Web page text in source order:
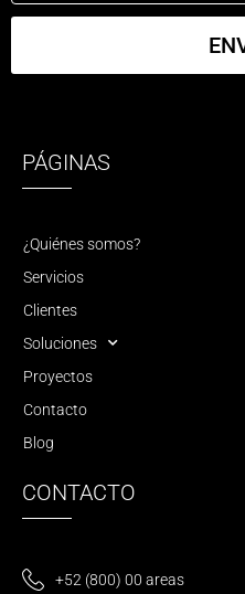
PÁGINAS
¿Quiénes somos?
Servicios
Clientes
Soluciones
Proyectos
Contacto
Blog
CONTACTO
+52 (800) 00 areas